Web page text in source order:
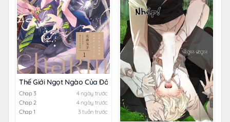
Thế Giới Ngọt Ngào Của Đôi Ta
Chap 3
4 ngày trước
Chap 2
4 ngày trước
Chap 1
3 tuần trước